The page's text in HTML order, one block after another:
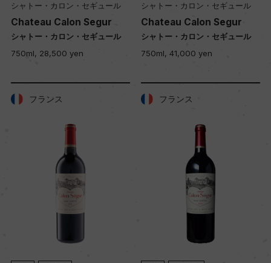
シャトー・カロン・セギュール
Chateau Calon Segur
シャトー・カロン・セギュール
750ml, 28,500 yen
シャトー・カロン・セギュール
Chateau Calon Segur
シャトー・カロン・セギュール
750ml, 41,000 yen
フランス フランス